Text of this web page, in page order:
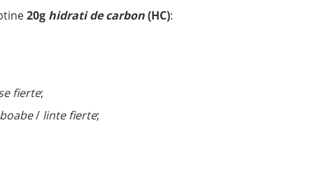
20g hidrati de carbon(HC):
fierte;
/ linte fierte;